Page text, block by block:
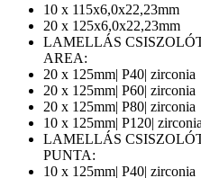
10 x 115x6,0x22,23mm
20 x 125x6,0x22,23mm
LAMELLÁS
AREA:
20 x 125mm| P40| zirconia
20 x 125mm| P60| zirconia
20 x 125mm| P80| zirconia
10 x 125mm| P120| zirconia
LAMELLÁS
PUNTA:
10 x 125mm| P40| zirconia